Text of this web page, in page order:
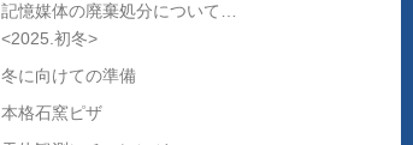
記憶媒体の廃棄処分について…
<2025.初冬>
冬に向けての準備
本格石窯ピザ